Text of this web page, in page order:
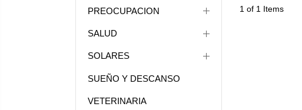
PREOCUPACION
SALUD
SOLARES
SUEÑO Y DESCANSO
VETERINARIA
1 of 1 Items